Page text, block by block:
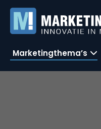
Marketingthema’s